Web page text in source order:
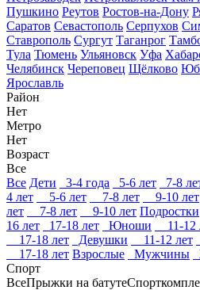
Пушкино Реутов Ростов-на-Дону
Саратов Севастополь Серпухов
Ставрополь Сургут Таганрог
Тула Тюмень Ульяновск Уфа
Челябинск Череповец Щёлково
Ярославль
Район
Нет
Метро
Нет
Возраст
Все
Все Дети 3-4 года 5-6 лет 7-8
4 лет
5-6 лет 7-8 лет 9-10 лет
лет
7-8 лет 9-10 лет Подростки
16 лет
17-18 лет Юноши 11-12
17-18 лет
Девушки 11-12 лет
17-18 лет Взрослые Мужчины
Спорт
ВсеПрыжки на батуте